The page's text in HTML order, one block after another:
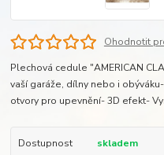
Ohodnotit
Plechová cedule "AMERICAN
vaší garáže, dílny nebo i
otvory pro upevnění- 3D efekt-
Dostupnost skladem